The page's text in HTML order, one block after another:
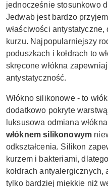
jednocześnie stosunkowo
Jedwab jest bardzo
właściwości
kurzu. Najpopularniejszy
poduszkach i kołdrach to
skręcone włókna
antystatyczność.
Włókno silikonowe - to
dodatkowo pokryte
luksusowa odmiana
włóknem silikonowym
odkształcenia. Silikon
kurzem i bakteriami,
kołdrach antyalergicznych,
tylko bardziej miękkie niż